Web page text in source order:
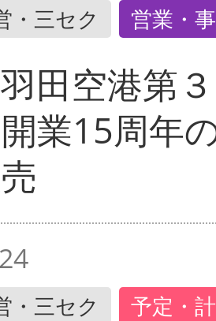
・三セク 営業・
田空港第
業15周年
・三セク 予定・